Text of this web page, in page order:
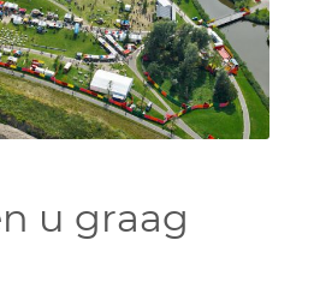
u graag